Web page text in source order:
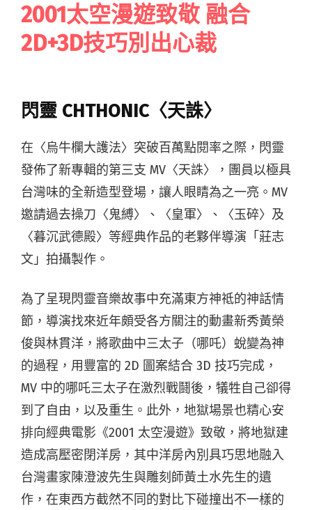
2001太空漫遊致敬 融合
2D+3D技巧別出心裁
閃靈 CHTHONIC〈天誅〉
在〈烏牛欄大護法〉突破百萬點閱率之際，閃靈
發佈了新專輯的第三支 MV〈天誅〉，團員以極具
台灣味的全新造型登場，讓人眼睛為之一亮。MV
邀請過去操刀〈鬼縛〉、〈皇軍〉、〈玉碎〉及
〈暮沉武德殿〉等經典作品的老夥伴導演「莊志
文」拍攝製作。
為了呈現閃靈音樂故事中充滿東方神祗的神話情
節，導演找來近年頗受各方關注的動畫新秀黃榮
俊與林貫洋，將歌曲中三太子（哪吒）蛻變為神
的過程，用豐富的 2D 圖案結合 3D 技巧完成，
MV 中的哪吒三太子在激烈戰鬪後，犠牲自己卻得
到了自由，以及重生。此外，地獄場景也精心安
排向經典電影《2001 太空漫遊》致敬，將地獄建
造成高壓密閉洋房，其中洋房內別具巧思地融入
台灣畫家陳澄波先生與雕刻師黃土水先生的遺
作，在東西方截然不同的對比下碰撞出不一樣的